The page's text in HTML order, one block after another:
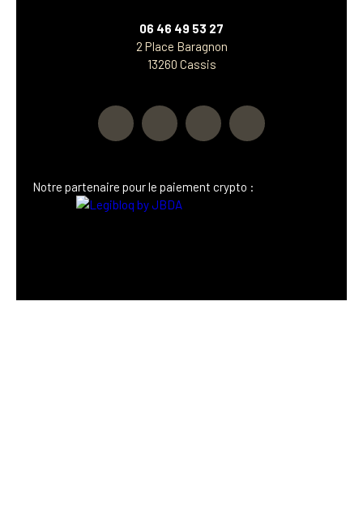
06 46 49 53 27
2 Place Baragnon
13260 Cassis
Notre partenaire pour le paiement crypto :